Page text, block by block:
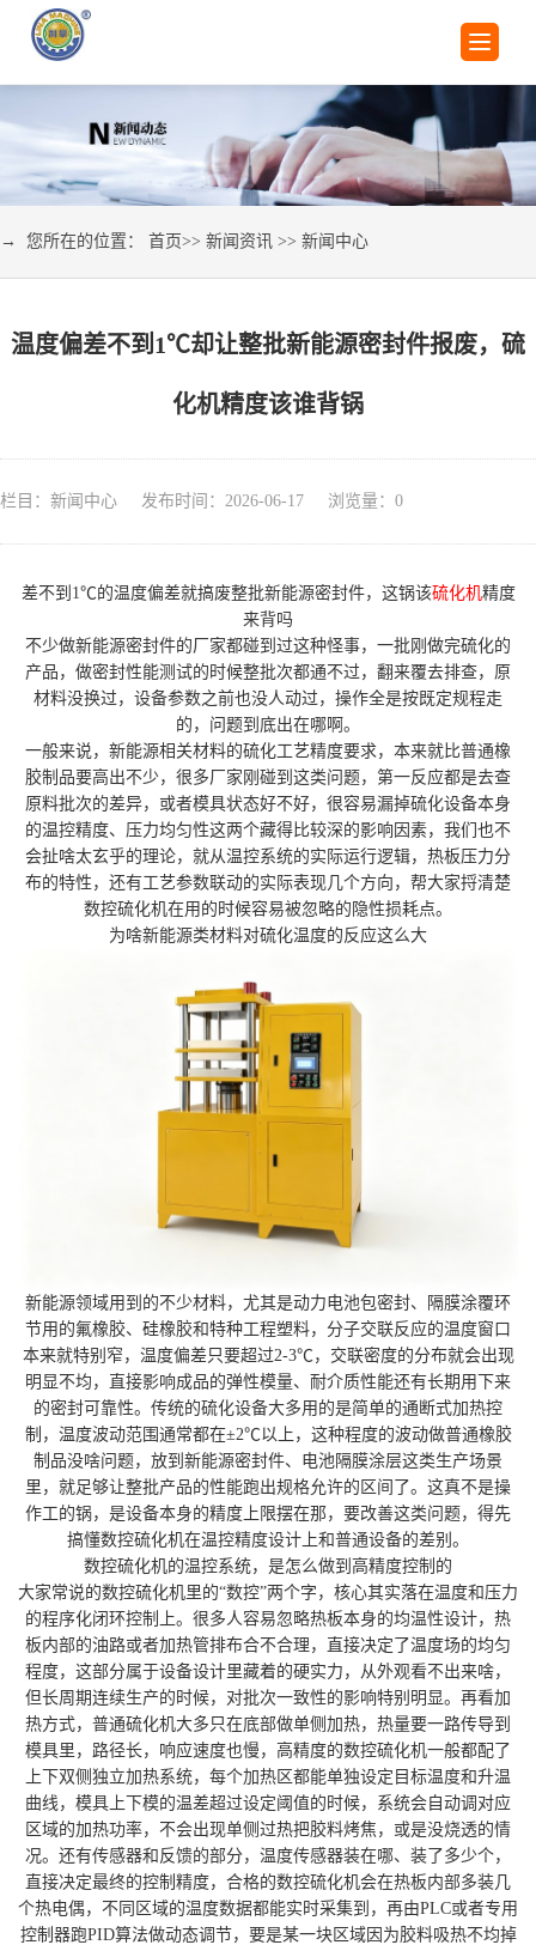
→ 您所在的位置： 首页>> 新闻资讯 >> 新闻中心
温度偏差不到1℃却让整批新能源密封件报废，硫
化机精度该谁背锅
栏目：新闻中心 发布时间：2026-06-17 浏览量： 0
差不到1℃的温度偏差就搞废整批新能源密封件，这锅该硫化机精度
来背吗
不少做新能源密封件的厂家都碰到过这种怪事，一批刚做完硫化的
产品，做密封性能测试的时候整批次都通不过，翻来覆去排查，原
材料没换过，设备参数之前也没人动过，操作全是按既定规程走
的，问题到底出在哪啊。
一般来说，新能源相关材料的硫化工艺精度要求，本来就比普通橡
胶制品要高出不少，很多厂家刚碰到这类问题，第一反应都是去查
原料批次的差异，或者模具状态好不好，很容易漏掉硫化设备本身
的温控精度、压力均匀性这两个藏得比较深的影响因素，我们也不
会扯啥太玄乎的理论，就从温控系统的实际运行逻辑，热板压力分
布的特性，还有工艺参数联动的实际表现几个方向，帮大家捋清楚
数控硫化机在用的时候容易被忽略的隐性损耗点。
为啥新能源类材料对硫化温度的反应这么大
新能源领域用到的不少材料，尤其是动力电池包密封、隔膜涂覆环
节用的氟橡胶、硅橡胶和特种工程塑料，分子交联反应的温度窗口
本来就特别窄，温度偏差只要超过2-3℃，交联密度的分布就会出现
明显不均，直接影响成品的弹性模量、耐介质性能还有长期用下来
的密封可靠性。传统的硫化设备大多用的是简单的通断式加热控
制，温度波动范围通常都在±2℃以上，这种程度的波动做普通橡胶
制品没啥问题，放到新能源密封件、电池隔膜涂层这类生产场景
里，就足够让整批产品的性能跑出规格允许的区间了。这真不是操
作工的锅，是设备本身的精度上限摆在那，要改善这类问题，得先
搞懂数控硫化机在温控精度设计上和普通设备的差别。
数控硫化机的温控系统，是怎么做到高精度控制的
大家常说的数控硫化机里的“数控”两个字，核心其实落在温度和压力
的程序化闭环控制上。很多人容易忽略热板本身的均温性设计，热
板内部的油路或者加热管排布合不合理，直接决定了温度场的均匀
程度，这部分属于设备设计里藏着的硬实力，从外观看不出来啥，
但长周期连续生产的时候，对批次一致性的影响特别明显。再看加
热方式，普通硫化机大多只在底部做单侧加热，热量要一路传导到
模具里，路径长，响应速度也慢，高精度的数控硫化机一般都配了
上下双侧独立加热系统，每个加热区都能单独设定目标温度和升温
曲线，模具上下模的温差超过设定阈值的时候，系统会自动调对应
区域的加热功率，不会出现单侧过热把胶料烤焦，或是没烧透的情
况。还有传感器和反馈的部分，温度传感器装在哪、装了多少个，
直接决定最终的控制精度，合格的数控硫化机会在热板内部多装几
个热电偶，不同区域的温度数据都能实时采集到，再由PLC或者专用
控制器跑PID算法做动态调节，要是某一块区域因为胶料吸热不均掉